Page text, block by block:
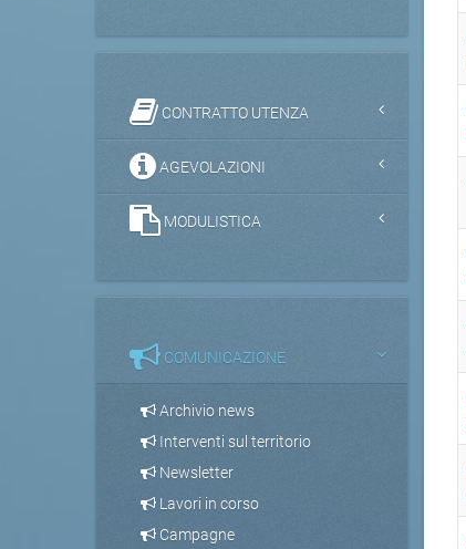
CONTRATTO UTENZA
AGEVOLAZIONI
MODULISTICA
COMUNICAZIONE
Archivio news
Interventi sul territorio
Newsletter
Lavori in corso
Campagne